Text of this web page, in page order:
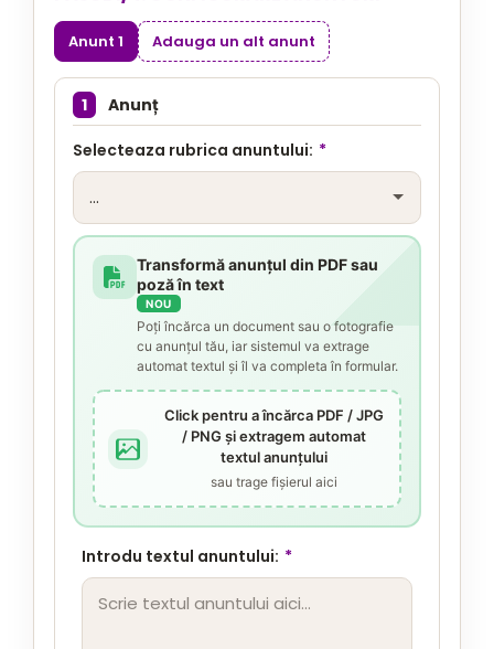
Anunt 1 Adauga un alt anunt
1 Anunț
Selecteaza rubrica anuntului: *
Transformă anunțul din PDF sau
poză în text
NOU
Poți încărca un document sau o fotografie
cu anunțul tău, iar sistemul va extrage
automat textul și îl va completa în formular.
Click pentru a încărca PDF / JPG
/ PNG și extragem automat
textul anunțului
sau trage fișierul aici
Introdu textul anuntului: *